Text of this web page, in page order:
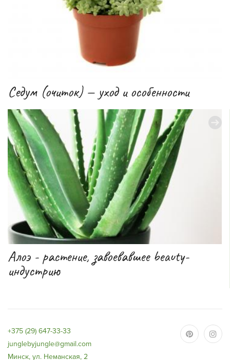
Седум (очиток) — уход и особенности
Алоэ - растение, завоевавшее beauty-
индустрию
+375 (29) 647-33-33
junglebyjungle@gmail.com
Минск, ул. Неманская, 2